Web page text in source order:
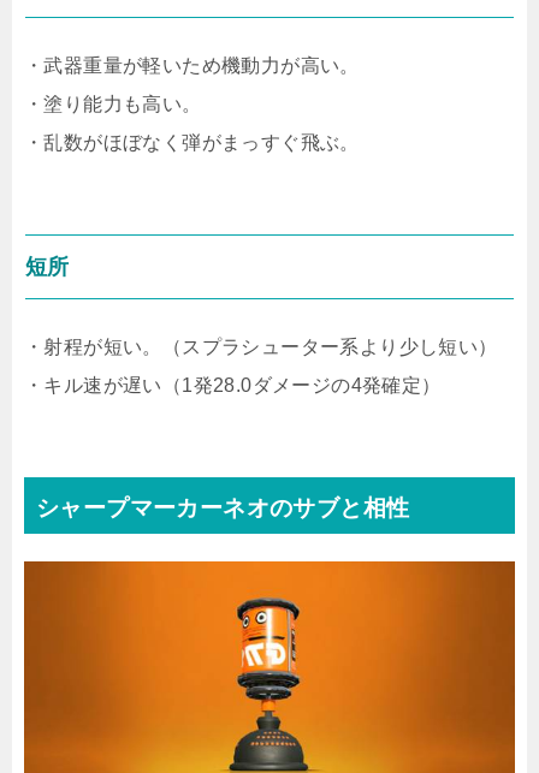
・武器重量が軽いため機動力が高い。
・塗り能力も高い。
・乱数がほぼなく弾がまっすぐ飛ぶ。
短所
・射程が短い。（スプラシューター系より少し短い）
・キル速が遅い（1発28.0ダメージの4発確定）
シャープマーカーネオのサブと相性